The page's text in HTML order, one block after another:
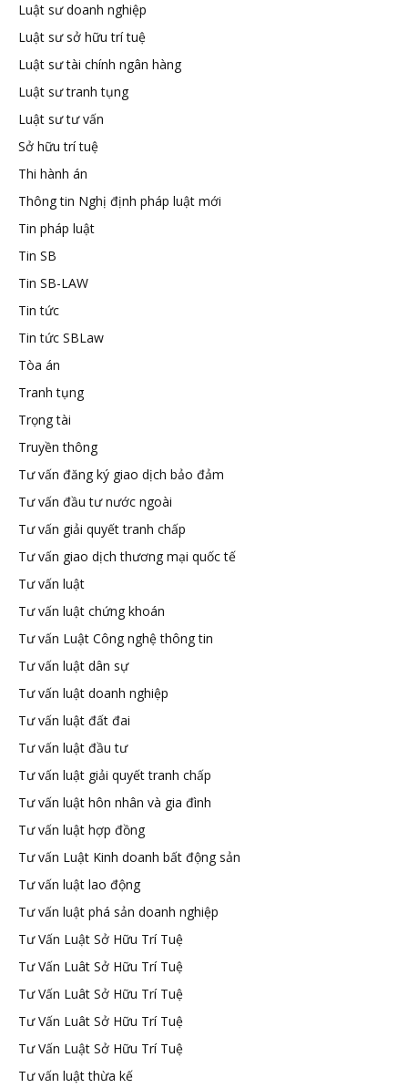
Luật sư doanh nghiệp
Luật sư sở hữu trí tuệ
Luật sư tài chính ngân hàng
Luật sư tranh tụng
Luật sư tư vấn
Sở hữu trí tuệ
Thi hành án
Thông tin Nghị định pháp luật mới
Tin pháp luật
Tin SB
Tin SB-LAW
Tin tức
Tin tức SBLaw
Tòa án
Tranh tụng
Trọng tài
Truyền thông
Tư vấn đăng ký giao dịch bảo đảm
Tư vấn đầu tư nước ngoài
Tư vấn giải quyết tranh chấp
Tư vấn giao dịch thương mại quốc tế
Tư vấn luật
Tư vấn luật chứng khoán
Tư vấn Luật Công nghệ thông tin
Tư vấn luật dân sự
Tư vấn luật doanh nghiệp
Tư vấn luật đất đai
Tư vấn luật đầu tư
Tư vấn luật giải quyết tranh chấp
Tư vấn luật hôn nhân và gia đình
Tư vấn luật hợp đồng
Tư vấn Luật Kinh doanh bất động sản
Tư vấn luật lao động
Tư vấn luật phá sản doanh nghiệp
Tư Vấn Luật Sở Hữu Trí Tuệ
Tư Vấn Luât Sở Hữu Trí Tuệ
Tư Vấn Luât Sở Hữu Trí Tuệ
Tư Vấn Luât Sở Hữu Trí Tuệ
Tư Vấn Luật Sở Hữu Trí Tuệ
Tư vấn luật thừa kế